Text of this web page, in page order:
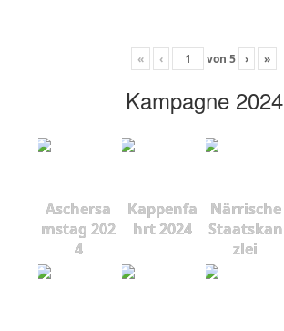
« ‹ von 5 › »
Kampagne 2024
Aschersa
mstag 202
4
Kappenfa
hrt 2024
Närrische
Staatskan
zlei